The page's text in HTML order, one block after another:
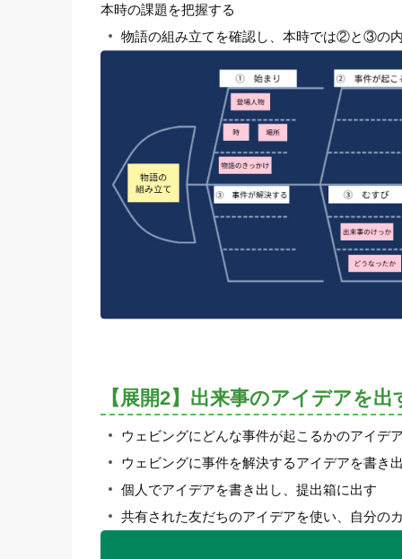
本時の課題を把握する
物語の組み立てを確認し、本時では②と③の
【展開2】出来事のアイデアを出
ウェビングにどんな事件が起こるかのアイデ
ウェビングに事件を解決するアイデアを書き
個人でアイデアを書き出し、提出箱に出す
共有された友だちのアイデアを使い、自分の